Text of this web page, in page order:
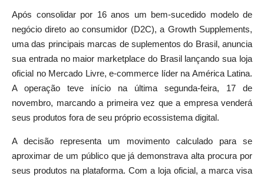
Após consolidar por 16 anos um bem-sucedido modelo de
negócio direto ao consumidor (D2C), a Growth Supplements,
uma das principais marcas de suplementos do Brasil, anuncia
sua entrada no maior marketplace do Brasil lançando sua loja
oficial no Mercado Livre, e-commerce líder na América Latina.
A operação teve início na última segunda-feira, 17 de
novembro, marcando a primeira vez que a empresa venderá
seus produtos fora de seu próprio ecossistema digital.
A decisão representa um movimento calculado para se
aproximar de um público que já demonstrava alta procura por
seus produtos na plataforma. Com a loja oficial, a marca visa